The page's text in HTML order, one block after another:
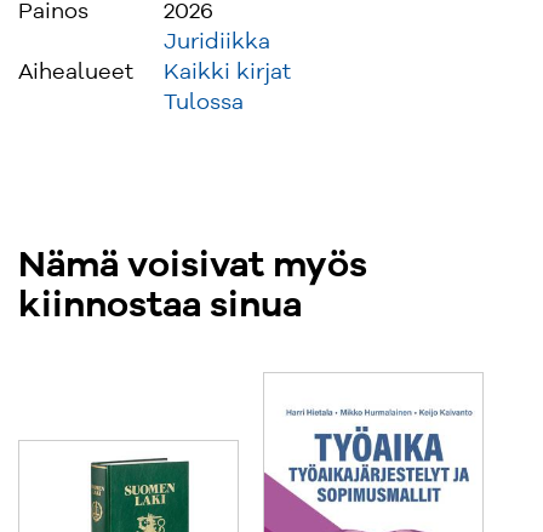
Painos
2026
Aihealueet
Juridiikka
Kaikki kirjat
Tulossa
Nämä voisivat myös
kiinnostaa sinua